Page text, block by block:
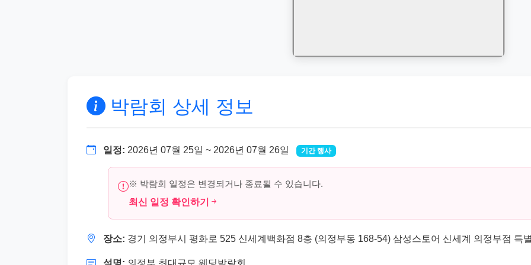
박람회 상세 정보
일정: 2026년 07월 25일 ~ 2026년 07월 26일 기간 행사
※ 박람회 일정은 변경되거나 종료될 수 있습니다.
최신 일정 확인하기
장소: 경기 의정부시 평화로 525 신세계백화점 8층 (의정부동 168-54) 삼성스토어 신세계 의정부점 특
설명: 의정부 최대규모 웨딩박람회